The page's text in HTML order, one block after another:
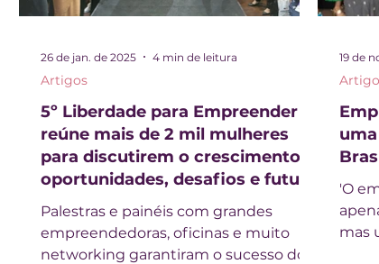
5º Liberdade para Empreender
reúne mais de 2 mil mulheres
para discutirem o crescimento,
oportunidades, desafios e futuro
do empreendedorismo feminino
Palestras e painéis com grandes
empreendedoras, oficinas e muito
networking garantiram o sucesso do
Artigos
26 de jan. de 2025 4 min de leitura
'O
mas
19 de